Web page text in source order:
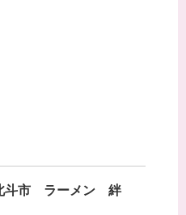
斗市 ラーメン 絆